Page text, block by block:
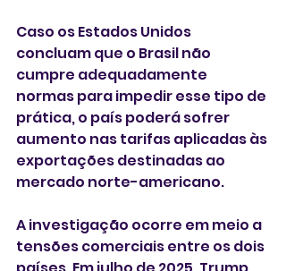
Caso os Estados Unidos
concluam que o Brasil não
cumpre adequadamente
normas para impedir esse tipo de
prática, o país poderá sofrer
aumento nas tarifas aplicadas às
exportações destinadas ao
mercado norte-americano.
A investigação ocorre em meio a
tensões comerciais entre os dois